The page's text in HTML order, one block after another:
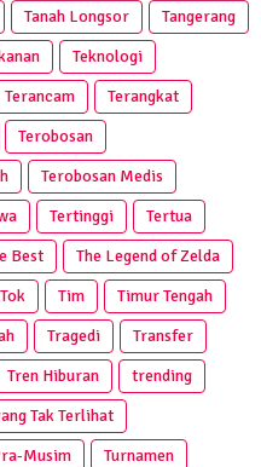
Tanah Longsor
Tangerang
Teknologi
Terancam
Terangkat
Terobosan
Terobosan Medis
Tertinggi
Tertua
Best
The Legend of Zelda
Tim
Timur Tengah
Tragedi
Transfer
Tren Hiburan
trending
Tak Terlihat
Turnamen